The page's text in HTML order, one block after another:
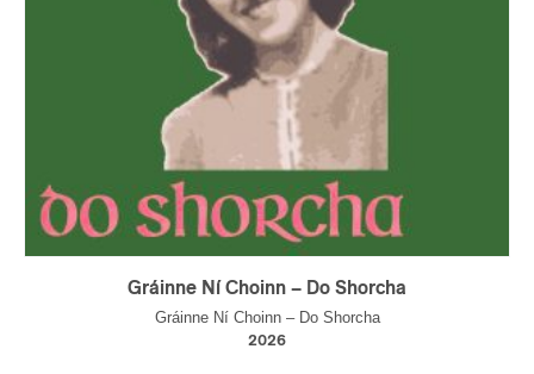
Gráinne Ní Choinn – Do Shorcha
Gráinne Ní Choinn – Do Shorcha
2026